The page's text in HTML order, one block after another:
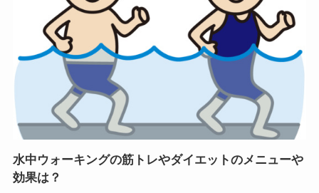
水中ウォーキングの筋トレやダイエットのメニューや
効果は？